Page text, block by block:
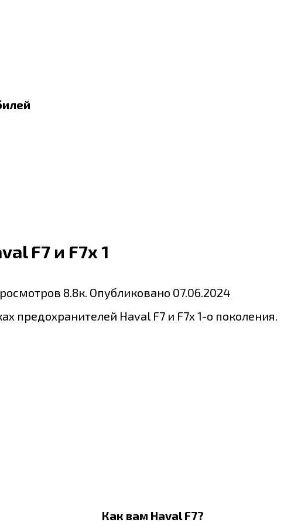
F7 и F7x 1
8.8к. Опубликовано 07.06.2024
предохранителей Haval F7 и F7x 1-о поколения.
Как вам Haval F7?